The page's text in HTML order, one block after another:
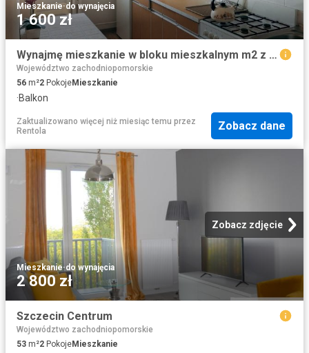
Mieszkanie·do wynajęcia
1 600 zł
Wynajmę mieszkanie w bloku mieszkalnym m2 z kuchnią z oknem 56 m² ul. Powstańców Warszawy, Stargard
Województwo zachodniopomorskie
56 m²2 PokojeMieszkanie
·Balkon
Zaktualizowano więcej niż miesiąc temu przez
Rentola
Zobacz dane
Zobacz zdjęcie
Mieszkanie·do wynajęcia
2 800 zł
Szczecin Centrum
Województwo zachodniopomorskie
53 m²2 PokojeMieszkanie